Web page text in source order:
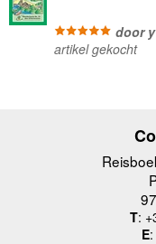
door
artikel gekocht
T:
E: